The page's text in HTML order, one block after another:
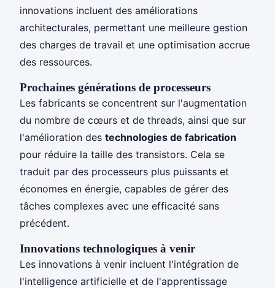
innovations incluent des améliorations
architecturales, permettant une meilleure gestion
des charges de travail et une optimisation accrue
des ressources.
Prochaines générations de processeurs
Les fabricants se concentrent sur l'augmentation
du nombre de cœurs et de threads, ainsi que sur
l'amélioration des technologies de fabrication
pour réduire la taille des transistors. Cela se
traduit par des processeurs plus puissants et
économes en énergie, capables de gérer des
tâches complexes avec une efficacité sans
précédent.
Innovations technologiques à venir
Les innovations à venir incluent l'intégration de
l'intelligence artificielle et de l'apprentissage